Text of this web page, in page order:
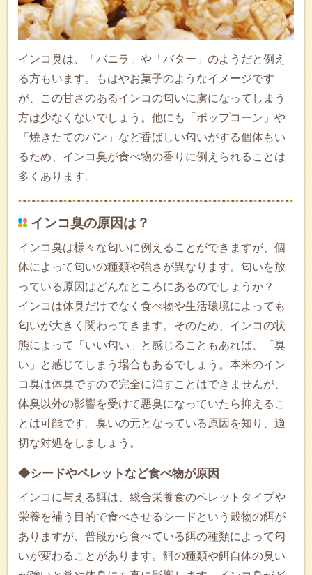
インコ臭は、「バニラ」や「バター」のようだと例え
る方もいます。もはやお菓子のようなイメージです
が、この甘さのあるインコの匂いに虜になってしまう
方は少なくないでしょう。他にも「ポップコーン」や
「焼きたてのパン」など香ばしい匂いがする個体もい
るため、インコ臭が食べ物の香りに例えられることは
多くあります。
インコ臭の原因は？
インコ臭は様々な匂いに例えることができますが、個
体によって匂いの種類や強さが異なります。匂いを放
っている原因はどんなところにあるのでしょうか？
インコは体臭だけでなく食べ物や生活環境によっても
匂いが大きく関わってきます。そのため、インコの状
態によって「いい匂い」と感じることもあれば、「臭
い」と感じてしまう場合もあるでしょう。本来のイン
コ臭は体臭ですので完全に消すことはできませんが、
体臭以外の影響を受けて悪臭になっていたら抑えるこ
とは可能です。臭いの元となっている原因を知り、適
切な対処をしましょう。
◆シードやペレットなど食べ物が原因
インコに与える餌は、総合栄養食のペレットタイプや
栄養を補う目的で食べさせるシードという穀物の餌が
ありますが、普段から食べている餌の種類によって匂
いが変わることがあります。餌の種類や餌自体の臭い